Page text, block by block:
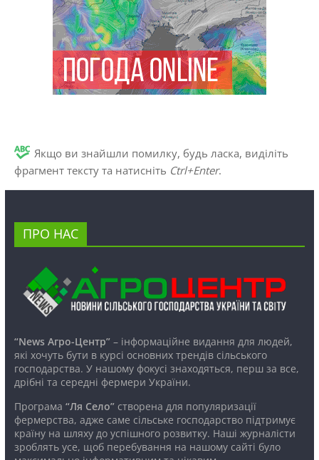
Якщо ви знайшли помилку, будь ласка, виділіть
фрагмент тексту та натисніть Ctrl+Enter.
ПРО НАС
“News Агро-Центр”– інформаційне видання для людей,
які хочуть бути в курсі основних трендів сільського
господарства. У нашому фокусі знаходяться, перш за все,
дрібні та середні фермери України.
Програма “Ля Село”створена для популяризації
фермерства, адже саме сільське господарство підтримує
країну на шляху до успішного розвитку. Наші журналісти
зроблять усе, щоб перебування на нашому сайті було